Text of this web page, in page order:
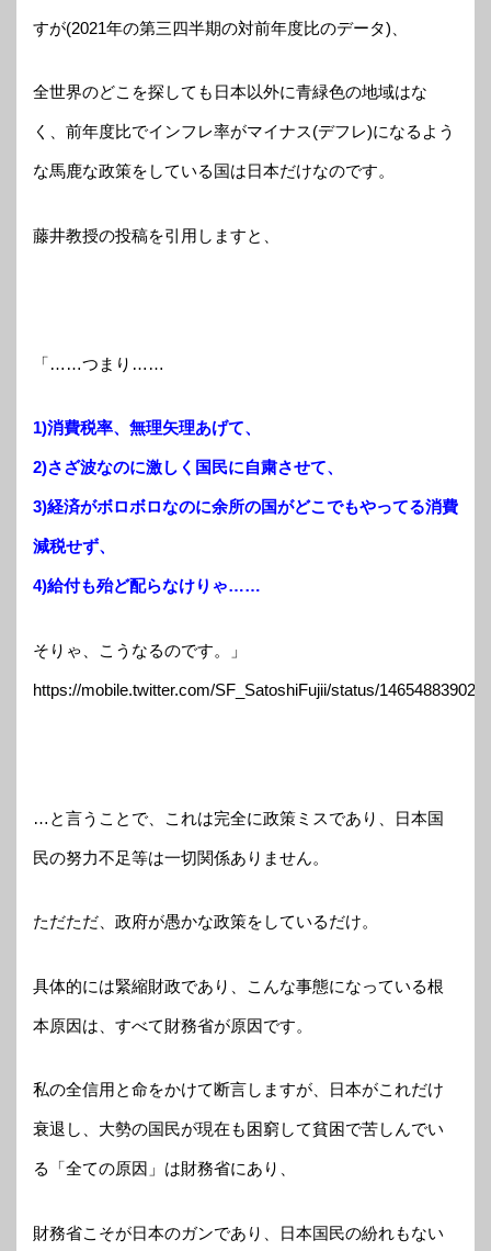
すが(2021年の第三四半期の対前年度比のデータ)、
全世界のどこを探しても日本以外に青緑色の地域はな
く、前年度比でインフレ率がマイナス(デフレ)になるよう
な馬鹿な政策をしている国は日本だけなのです。
藤井教授の投稿を引用しますと、
「……つまり……
1)消費税率、無理矢理あげて、
2)さざ波なのに激しく国民に自粛させて、
3)経済がボロボロなのに余所の国がどこでもやってる消費
減税せず、
4)給付も殆ど配らなけりゃ……
そりゃ、こうなるのです。」
https://mobile.twitter.com/SF_SatoshiFujii/status/
…と言うことで、これは完全に政策ミスであり、日本国
民の努力不足等は一切関係ありません。
ただただ、政府が愚かな政策をしているだけ。
具体的には緊縮財政であり、こんな事態になっている根
本原因は、すべて財務省が原因です。
私の全信用と命をかけて断言しますが、日本がこれだけ
衰退し、大勢の国民が現在も困窮して貧困で苦しんでい
る「全ての原因」は財務省にあり、
財務省こそが日本のガンであり、日本国民の紛れもない